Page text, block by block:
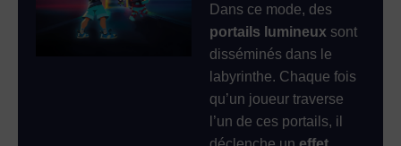
Dans ce mode, des
portails lumineux sont
disséminés dans le
labyrinthe. Chaque fois
qu’un joueur traverse
l’un de ces portails, il